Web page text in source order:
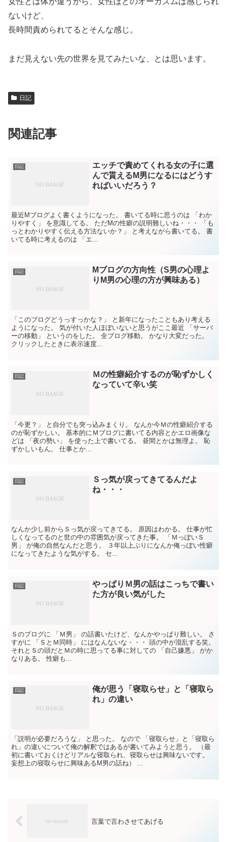
ないけど、
長時間責められてるとそんな感じ。
まだ見えない先の世界を見てみたいな、とは思います。
日記
関連記事
日記
エッチで責めてくれる女の子に選
んで貰えるM男になるにはどうす
ればいいだろう？
最近Mブログよく書くようになった。 書いてる時に思うのは 「わか
りやすく」 を意識してる。 ただMの性癖の説明難しいね・・・ 「も
っとわかりやすく伝える方法ないか？」 と考えながら書いてる。 書
いてる時に考えるのは 「エ...
日記
Mブログの方向性（S男の心理よ
りM男の心理の方が興味ある）
「このブログどうっすっかな？」 と新年になったこともあり考える
ようになった。 気が付いた人ほぼいないと思うがここ最近 「サーバ
ーの移動」 というのをした。 全ブログ移動。 かなり大変だった。
クリックしたときに表示速度...
日記
Ｍの性癖紹介するのが恥ずかしく
なっていて辛い笑
「今更？」 と自分でも突っ込みまくり。 なんか今Ｍの性癖紹介する
のが恥ずかしい。 基本的にＭブログに書いてる内容とかエロ画像な
どは 「夜の勢い」 を使った上で書いてる。 昼間とかは無理よ。 恥
ずかしいもん。 仕事とか...
日記
Ｓっ気が戻ってきてるんだよ
ね・・・
なんか少し前からＳっ気が戻ってきてる。 原因はわかる。 仕事が忙
しくなってるのと世の中の雰囲気が戻ってきた事。 「ＭっぽいＳ
男」 が俺の自然なんだと思う。 ３年以上ぶりになんか俺っぽい性癖
になってきたような気がする。 セ...
日記
やっぱりＭ男の話はこっちで書い
た方が良い気がした
Ｓのブログに 「Ｍ男」 の話書いたけど、なんかやっぱり難しい。 さ
すがに 「ＳとＭ同時」 にはなんないな・・・ 頭の中が混乱する笑。
それとＳの頭だとＭの時に思ってる事に対しての 「自己嫌悪」 がか
なりある。 性癖も...
日記
俺が思う「寝取らせ」と「寝取ら
れ」の違い
「説明が必要だろうな」 と思った。 なので 「寝取らせ」と「寝取ら
れ」の違いについて俺の解釈ではあるが書いてみようと思う。 （最
初に書いておくけどリアルな寝取られ、寝取らせは興味ないです。
妄想上の寝取らせに興味あるM男の話ね） ...
言葉で言わさせてあげる